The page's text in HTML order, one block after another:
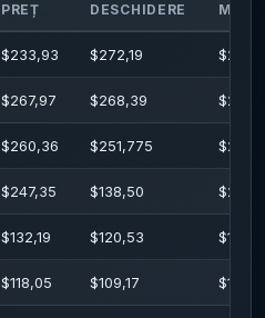
PREȚ DESCHIDERE
$233,93 $272,19 $
$267,97 $268,39 $
$260,36 $251,775 $
$247,35 $138,50 $
$132,19 $120,53 $
$118,05 $109,17 $